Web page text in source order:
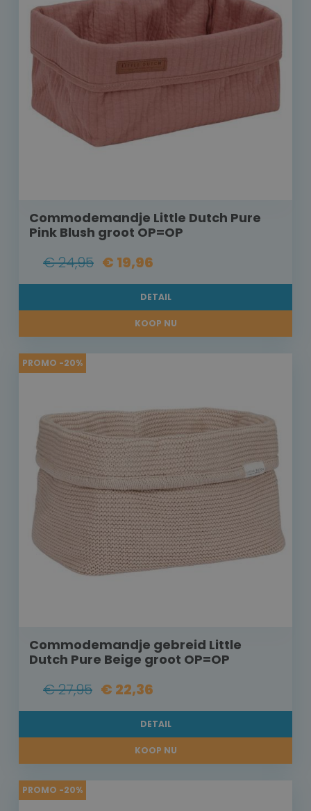
Commodemandje Little Dutch Pure
Pink Blush groot OP=OP
€ 24,95 € 19,96
DETAIL
KOOP NU
PROMO -20%
Commodemandje gebreid Little
Dutch Pure Beige groot OP=OP
€ 27,95 € 22,36
DETAIL
KOOP NU
PROMO -20%